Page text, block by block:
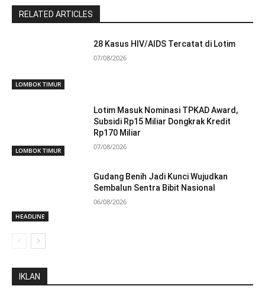
RELATED ARTICLES
LOMBOK TIMUR
28 Kasus HIV/AIDS Tercatat di Lotim
07/08/2026
LOMBOK TIMUR
Lotim Masuk Nominasi TPKAD Award,
Subsidi Rp15 Miliar Dongkrak Kredit
Rp170 Miliar
07/08/2026
HEADLINE
Gudang Benih Jadi Kunci Wujudkan
Sembalun Sentra Bibit Nasional
06/08/2026
IKLAN